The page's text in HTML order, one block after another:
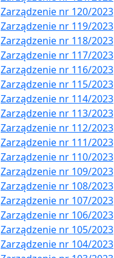
Zarządzenie nr 120/2023
Zarządzenie nr 119/2023
Zarządzenie nr 118/2023
Zarządzenie nr 117/2023
Zarządzenie nr 116/2023
Zarządzenie nr 115/2023
Zarządzenie nr 114/2023
Zarządzenie nr 113/2023
Zarządzenie nr 112/2023
Zarządzenie nr 111/2023
Zarządzenie nr 110/2023
Zarządzenie nr 109/2023
Zarządzenie nr 108/2023
Zarządzenie nr 107/2023
Zarządzenie nr 106/2023
Zarządzenie nr 105/2023
Zarządzenie nr 104/2023